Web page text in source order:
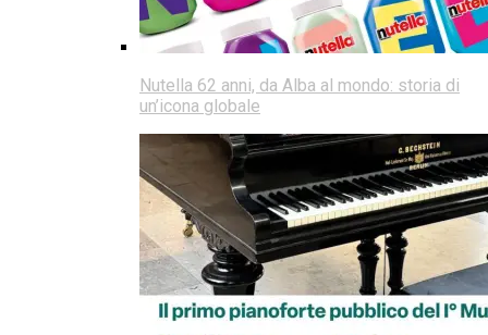
Nutella 62 anni, da Alba al mondo: storia di
un’icona globale